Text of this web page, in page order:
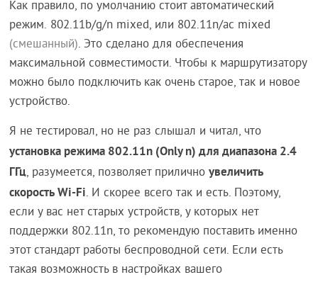
Как правило, по умолчанию стоит автоматический
режим. 802.11b/g/n mixed, или 802.11n/ac mixed
(смешанный). Это сделано для обеспечения
максимальной совместимости. Чтобы к маршрутизатору
можно было подключить как очень старое, так и новое
устройство.
Я не тестировал, но не раз слышал и читал, что
установка режима 802.11n (Only n) для диапазона 2.4
ГГц, разумеется, позволяет приличноувеличить
скорость Wi-Fi. И скорее всего так и есть. Поэтому,
если у вас нет старых устройств, у которых нет
поддержки 802.11n, то рекомендую поставить именно
этот стандарт работы беспроводной сети. Если есть
такая возможность в настройках вашего